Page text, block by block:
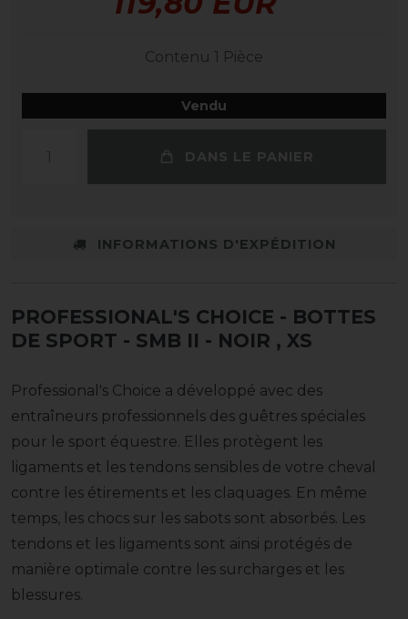
Contenu 1 Pièce
Vendu
DANS LE PANIER
INFORMATIONS D'EXPÉDITION
PROFESSIONAL'S CHOICE - BOTTES
DE SPORT - SMB II - NOIR , XS
Professional's Choice a développé avec des
entraîneurs professionnels des guêtres spéciales
pour le sport équestre. Elles protègent les
ligaments et les tendons sensibles de votre cheval
contre les étirements et les claquages. En même
temps, les chocs sur les sabots sont absorbés. Les
tendons et les ligaments sont ainsi protégés de
manière optimale contre les surcharges et les
blessures.